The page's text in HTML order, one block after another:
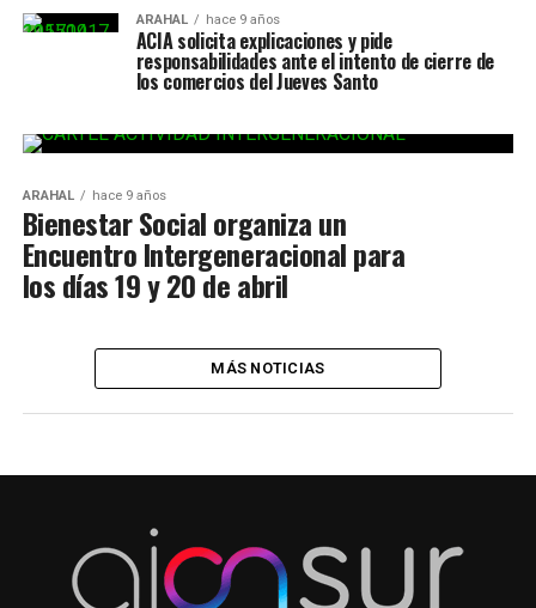
ARAHAL hace 9 años
ACIA solicita explicaciones y pide
responsabilidades ante el intento de cierre de
los comercios del Jueves Santo
ARAHAL hace 9 años
Bienestar Social organiza un
Encuentro Intergeneracional para
los días 19 y 20 de abril
MÁS NOTICIAS